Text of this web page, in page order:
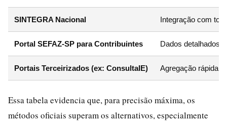
SINTEGRA Nacional Integração com
Portal SEFAZ-SP para Contribuintes Dados detalhados
Portais Terceirizados (ex: ConsultaIE) Agregação rápida
Essa tabela evidencia que, para precisão máxima, os
métodos oficiais superam os alternativos, especialmente